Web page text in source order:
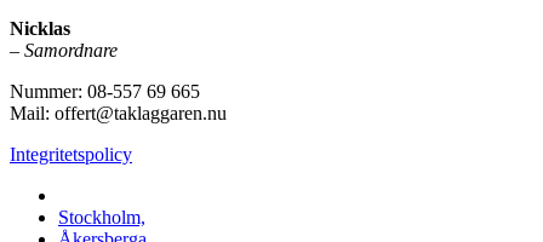
Nicklas
– Samordnare
Nummer: 08-557 69 665
Mail: offert@taklaggaren.nu
Integritetspolicy
Stockholm,